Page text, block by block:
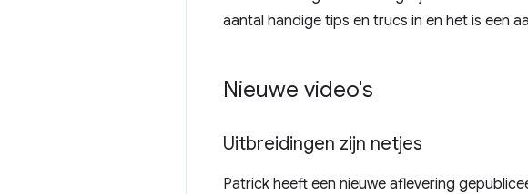
aantal handige tips en trucs in en het is een
Nieuwe video's
Uitbreidingen zijn netjes
Patrick heeft een nieuwe aflevering